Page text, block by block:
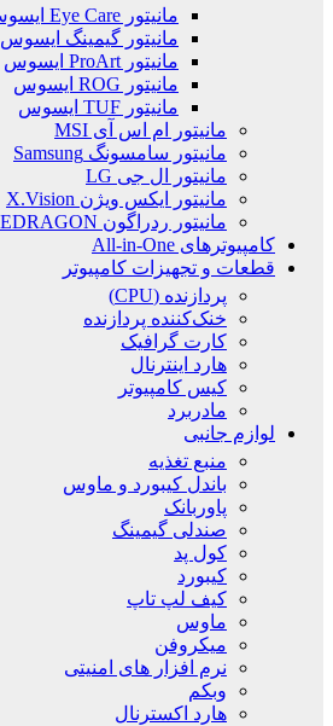
مانیتور Eye Care ایسوس
مانیتور گیمینگ ایسوس
مانیتور ProArt ایسوس
مانیتور ROG ایسوس
مانیتور TUF ایسوس
مانیتور ام اس آی MSI
مانیتور سامسونگ Samsung
مانیتور ال جی LG
مانیتور ایکس ویژن X.Vision
مانیتور ردراگون REDRAGON
کامپیوترهای All-in-One
قطعات و تجهیزات کامپیوتر
پردازنده (CPU)
خنک‌کننده پردازنده
کارت گرافیک
هارد اینترنال
کیس کامپیوتر
مادربرد
لوازم جانبی
منبع تغذیه
باندل کیبورد و ماوس
پاوربانک
صندلی گیمینگ
کول پد
کیبورد
کیف لپ تاپ
ماوس
میکروفن
نرم افزار های امنیتی
وبکم
هارد اکسترنال